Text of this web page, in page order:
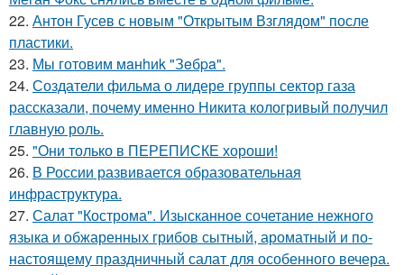
22. Антон Гусев с новым "Открытым Взглядом" после
пластики.
23. Мы готовим мaнhиk "Зeбpa".
24. Создатели фильма о лидере группы сектор газа
рассказали, почему именно Никита кологривый получил
главную роль.
25. "Они только в ПЕРЕПИСКЕ хороши!
26. В России развивается образовательная
инфраструктура.
27. Салат "Кострома". Изысканное сочетание нежного
языка и обжаренных грибов сытный, ароматный и по-
настоящему праздничный салат для особенного вечера.